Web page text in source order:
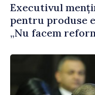
Executivul
pentru produse
„Nu facem